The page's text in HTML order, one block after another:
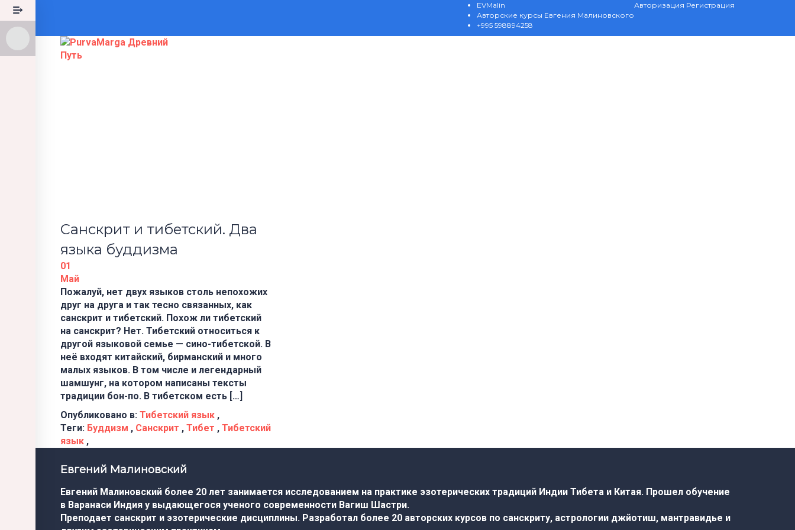
Авторизация Регистрация
EVMalin
Авторские курсы Евгения Малиновского
+995 598894258
Санскрит и тибетский. Два
языка буддизма
01
Май
Пожалуй, нет двух языков столь непохожих
друг на друга и так тесно связанных, как
санскрит и тибетский. Похож ли тибетский
на санскрит? Нет. Тибетский относиться к
другой языковой семье — сино-тибетской. В
неё входят китайский, бирманский и много
малых языков. В том числе и легендарный
шамшунг, на котором написаны тексты
традиции бон-по. В тибетском есть […]
Опубликовано в: Тибетский язык ,
Теги: Буддизм , Санскрит , Тибет , Тибетский
язык ,
Евгений Малиновский
Евгений Малиновский более 20 лет занимается исследованием на практике эзотерических традиций Индии Тибета и Китая. Прошел обучение
в Варанаси Индия у выдающегося ученого современности Вагиш Шастри.
Преподает санскрит и эзотерические дисциплины. Разработал более 20 авторских курсов по санскриту, астрологии джйотиш, мантравидье и